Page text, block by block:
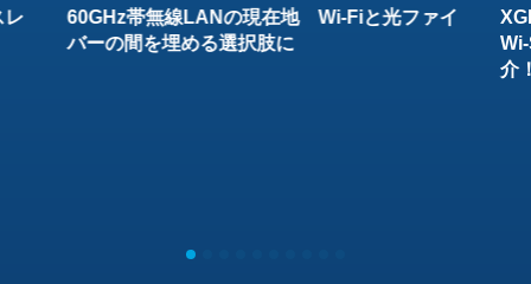
レ
60GHz帯無線LANの現在地 Wi-Fiと光ファイ
バーの間を埋める選択肢に
介